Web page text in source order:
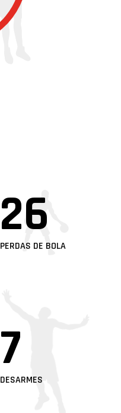
26
PERDAS DE BOLA
7
DESARMES